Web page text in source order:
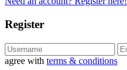
Register
agree with terms & conditions